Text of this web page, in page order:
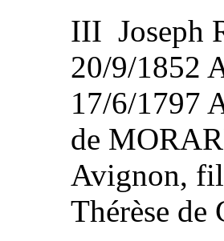
III Joseph
20/9/1852
17/6/1797
de
Avignon,
Thérèse de